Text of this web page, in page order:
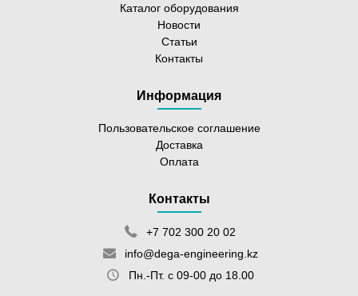
Каталог оборудования
Новости
Статьи
Контакты
Информация
Пользовательское соглашение
Доставка
Оплата
Контакты
+7 702 300 20 02
info@dega-engineering.kz
Пн.-Пт. с 09-00 до 18.00